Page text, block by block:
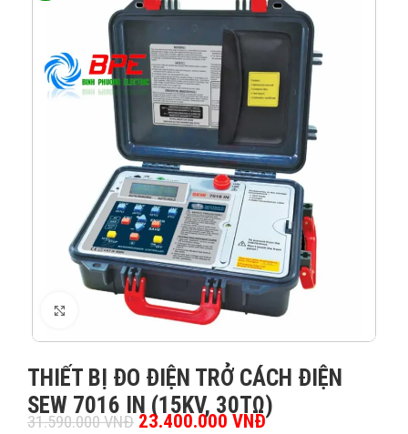
XEM ẢNH
THIẾT BỊ ĐO ĐIỆN TRỞ CÁCH ĐIỆN
SEW 7016 IN (15KV, 30TΩ)
31.590.000VNĐ Giá gốc là: 31.590.000 VNĐ.
23.400.000 VNĐGiá hiện tại là: